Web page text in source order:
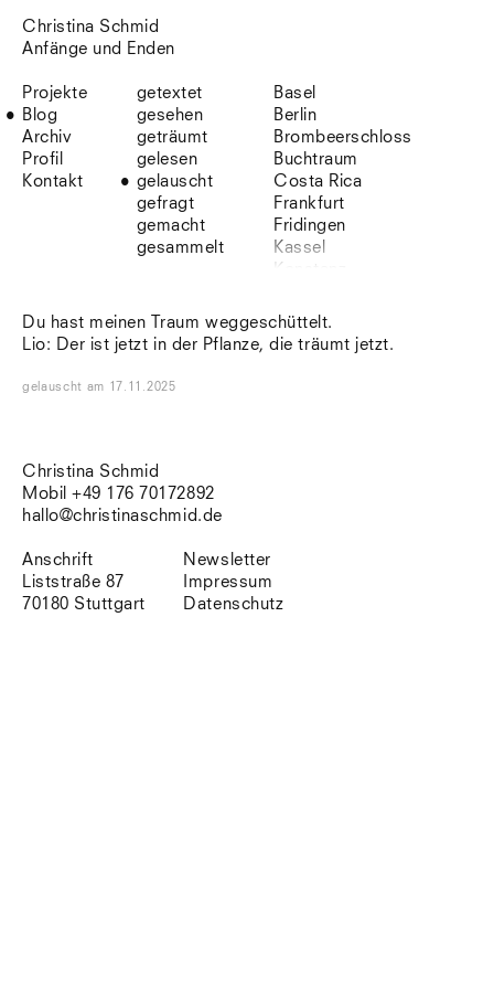
Christina Schmid
Anfänge und Enden
Projekte
Blog
Archiv
Profil
Kontakt
getextet
gesehen
geträumt
gelesen
gelauscht
gefragt
gemacht
gesammelt
Basel
Berlin
Brombeerschloss
Buchtraum
Costa Rica
Frankfurt
Fridingen
Kassel
Lefkada
Leipzig
Zürich
Du hast meinen Traum weggeschüttelt.
Lio: Der ist jetzt in der Pflanze, die träumt jetzt.
gelauscht am 17.11.2025
Christina Schmid
Mobil +49 176 70172892
hallo@christinaschmid.de
Anschrift
Liststraße 87
70180 Stuttgart
Newsletter
Impressum
Datenschutz